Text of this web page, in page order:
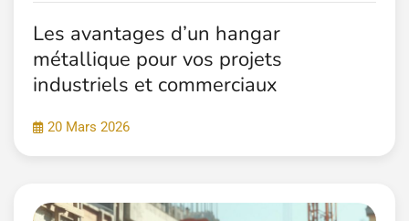
Les avantages d’un hangar
métallique pour vos projets
industriels et commerciaux
20 Mars 2026